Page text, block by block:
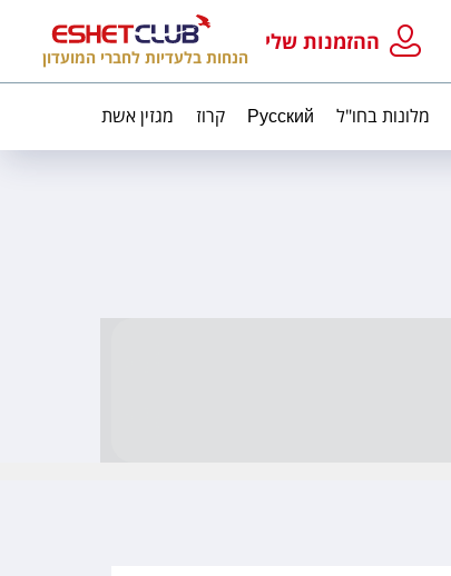
ההזמנות שלי
הנחות בלעדיות לחברי המועדון
מלונות בחו"ל Русский קרוז מגזין אשת